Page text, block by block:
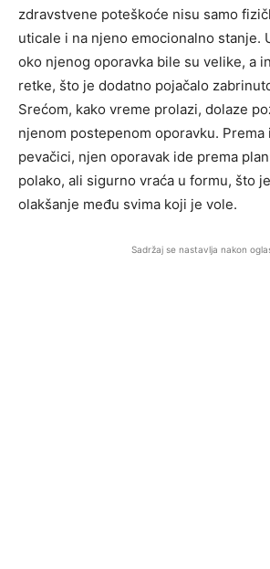
zdravstvene poteškoće nisu samo
uticale i na njeno emocionalno stanje.
oko njenog oporavka bile su velike, a
retke, što je dodatno pojačalo
Srećom, kako vreme prolazi, dolaze
njenom postepenom oporavku.
pevačici, njen oporavak ide prema
polako, ali sigurno vraća u formu, što
olakšanje među svima koji je vole.
Sadržaj se nastavlja nakon